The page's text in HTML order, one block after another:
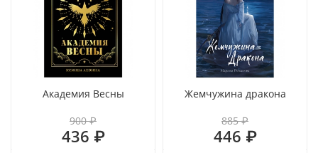
Академия Весны
900 ₽
436 ₽
Жемчужина дракона
885 ₽
446 ₽